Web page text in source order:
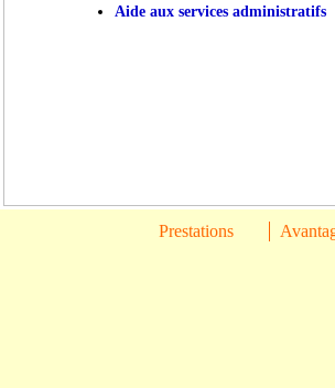
Aide aux services administratifs
Prestations